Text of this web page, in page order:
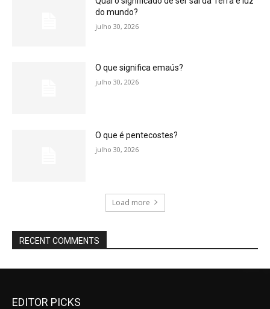
do mundo?
julho 30, 2026
O que significa emaús?
julho 30, 2026
O que é pentecostes?
julho 30, 2026
Load more
RECENT COMMENTS
EDITOR PICKS